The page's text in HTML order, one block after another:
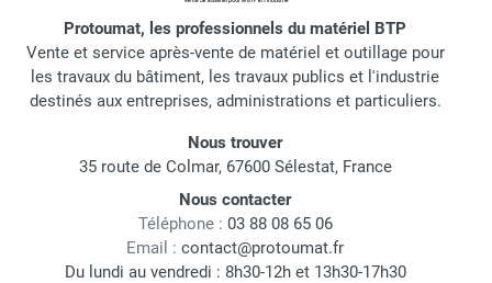
Protoumat, les professionnels du matériel BTP
Vente et service après-vente de matériel et outillage pour
les travaux du bâtiment, les travaux publics et l'industrie
destinés aux entreprises, administrations et particuliers.
Nous trouver
35 route de Colmar, 67600 Sélestat, France
Nous contacter
Téléphone : 03 88 08 65 06
Email : contact@protoumat.fr
Du lundi au vendredi : 8h30-12h et 13h30-17h30